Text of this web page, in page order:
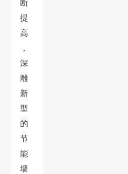
断
提
高
，
深
雕
新
型
的
节
能
墙